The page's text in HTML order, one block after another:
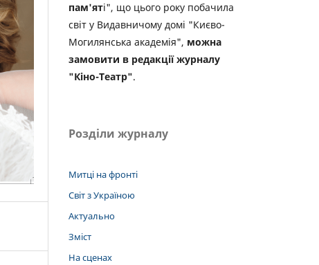
пам'яті", що цього року побачила
світ у Видавничому домі "Києво-
Могилянська академія", можна
замовити в редакції журналу
"Кіно-Театр".
Розділи журналу
Митці на фронті
Світ з Україною
Актуально
Зміст
На сценах